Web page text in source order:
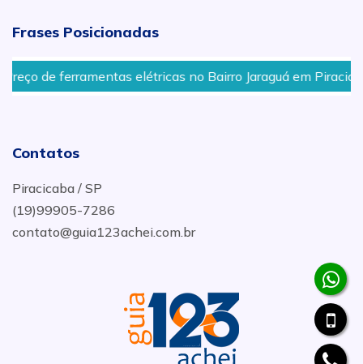
Frases Posicionadas
de ferramentas elétricas no Bairro Jaraguá em Piraciaba,
Contatos
Piracicaba / SP
(19)99905-7286
contato@guia123achei.com.br